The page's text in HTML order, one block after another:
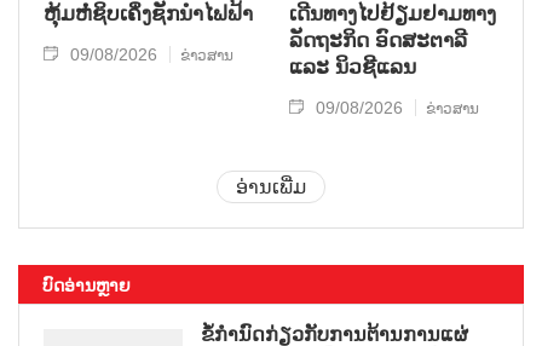
ຫຸ້ມຫໍ່ຊິບເຄິ່ງຊັກນຳໄຟຟ້າ
09/08/2026 ຂ່າວສານ
ເດີນທາງໄປຢ້ຽມຢາມທາງ
ລັດຖະກິດ ອົດສະຕາລີ
ແລະ ນິວຊີແລນ
09/08/2026 ຂ່າວສານ
ອ່ານເພີ່ມ
ບົດອ່ານຫຼາຍ
ຂໍ້ກຳນົດກ່ຽວກັບການຕ້ານການແຜ່